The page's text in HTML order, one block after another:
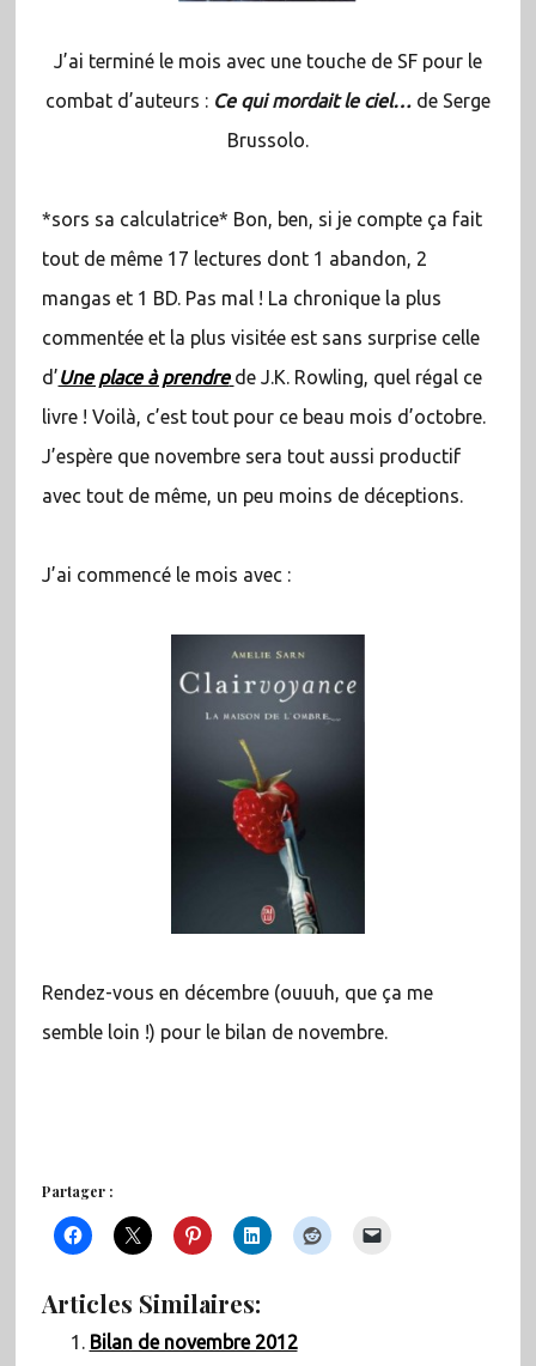
J’ai terminé le mois avec une touche de SF pour le
combat d’auteurs : Ce qui mordait le ciel…de Serge
Brussolo.
*sors sa calculatrice* Bon, ben, si je compte ça fait
tout de même 17 lectures dont 1 abandon, 2
mangas et 1 BD. Pas mal ! La chronique la plus
commentée et la plus visitée est sans surprise celle
d’Une place à prendre de J.K. Rowling, quel régal ce
livre ! Voilà, c’est tout pour ce beau mois d’octobre.
J’espère que novembre sera tout aussi productif
avec tout de même, un peu moins de déceptions.
J’ai commencé le mois avec :
Rendez-vous en décembre (ouuuh, que ça me
semble loin !) pour le bilan de novembre.
Partager :
Articles Similaires:
Bilan de novembre 2012